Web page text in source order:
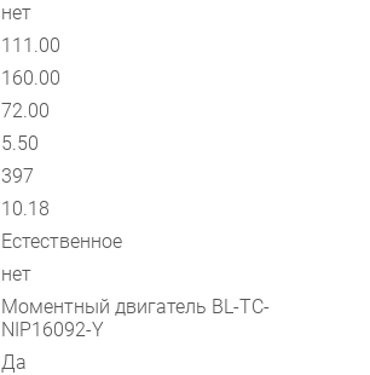
нет
111.00
160.00
72.00
5.50
397
10.18
Естественное
нет
Моментный двигатель BL-TC-
NIP16092-Y
Да